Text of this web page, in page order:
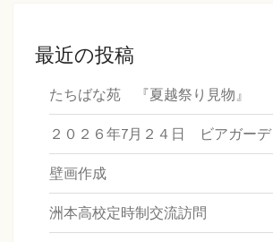
最近の投稿
たちばな苑 『夏越祭り見物』
２０２６年7月２４日 ビアガー
壁画作成
洲本高校定時制交流訪問